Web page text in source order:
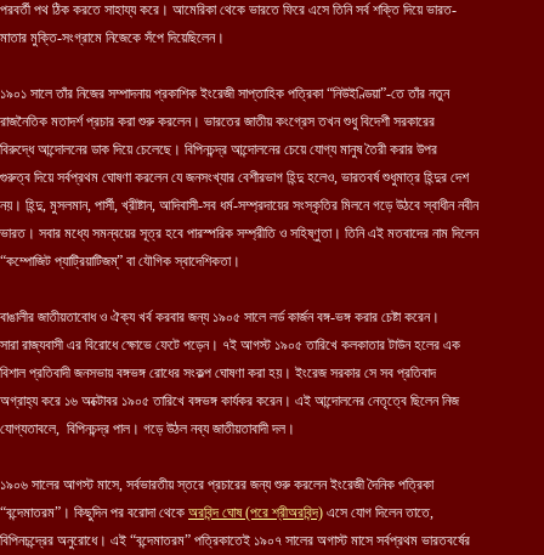
পরবর্তী পথ ঠিক করতে সাহায্য করে। আমেরিকা থেকে ভারতে ফিরে এসে তিনি সর্ব শক্তি দিয়ে ভারত-
মাতার মুক্তি-সংগ্রামে নিজেকে সঁপে দিয়েছিলেন।
১৯০১ সালে তাঁর নিজের সম্পাদনায় প্রকাশিক ইংরেজী সাপ্তাহিক পত্রিকা “নিউইণ্ডিয়া”-তে তাঁর নতুন
রাজনৈতিক মতাদর্শ প্রচার করা শুরু করলেন। ভারতের জাতীয় কংগ্রেস তখন শুধু বিদেশী সরকারের
বিরুদ্ধে আন্দোলনের ডাক দিয়ে চেলেছে। বিপিনচন্দ্র আন্দোলনের চেয়ে যোগ্য মানুষ তৈরী করার উপর
গুরুত্ব দিয়ে সর্বপ্রথম ঘোষণা করলেন যে জনসংখ্যার বেশীরভাগ হিন্দু হলেও, ভারতবর্ষ শুধুমাত্র হিন্দুর দেশ
নয়। হিন্দু, মুসলমান, পার্সী, খ্রীষ্টান, আদিবাসী-সব ধর্ম-সম্প্রদায়ের সংস্কৃতির মিলনে গড়ে উঠবে স্বাধীন নবীন
ভারত। সবার মধ্যে সমন্বয়ের সূত্র হবে পারস্পরিক সম্প্রীতি ও সহিষ্ণুতা। তিনি এই মতবাদের নাম দিলেন
“কম্পোজিট প্যাট্রিয়াটিজম্” বা যৌগিক স্বাদেশিকতা।
বাঙালীর জাতীয়তাবোধ ও ঐক্য খর্ব করবার জন্য ১৯০৫ সালে লর্ড কার্জন বঙ্গ-ভঙ্গ করার চেষ্টা করেন।
সারা রাজ্যবাসী এর বিরোধে ক্ষোভে ফেটে পড়েন। ৭ই আগস্ট ১৯০৫ তারিখে কলকাতার টাউন হলের এক
বিশাল প্রতিবাদী জনসভায় বঙ্গভঙ্গ রোধের সংকল্প ঘোষণা করা হয়। ইংরেজ সরকার সে সব প্রতিবাদ
অগ্রাহ্য করে ১৬ অক্টোবর ১৯০৫ তারিখে বঙ্গভঙ্গ কার্যকর করেন। এই আন্দোলনের নেতৃত্বে ছিলেন নিজ
যোগ্যতাবলে, বিপিনচন্দ্র পাল। গড়ে উঠল নব্য জাতীয়তাবাদী দল।
১৯০৬ সালের আগস্ট মাসে, সর্বভারতীয় স্তরে প্রচারের জন্য শুরু করলেন ইংরেজী দৈনিক পত্রিকা
“বন্দেমাতরম”। কিছুদিন পর বরোদা থেকে অরবিন্দ ঘোষ (পরে শ্রীঅরবিন্দ) এসে যোগ দিলেন তাতে,
বিপিনচন্দ্রের অনুরোধে। এই “বন্দেমাতরম” পত্রিকাতেই ১৯০৭ সালের অগাস্ট মাসে সর্বপ্রথম ভারতবর্ষের